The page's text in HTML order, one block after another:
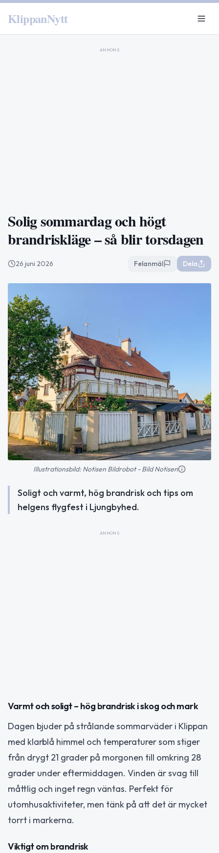
KlippanNytt
ANNONS
Solig sommardag och högt
brandriskläge – så blir torsdagen
26 juni 2026 Felanmäl Dela
Illustrationsbild: Notisen Bildrobot - Bild Notisen
Soligt och varmt, hög brandrisk och tips om
helgens flygfest i Ljungbyhed.
ANNONS
Varmt och soligt – hög brandrisk i skog och mark
Dagen bjuder på strålande sommarväder i Klippan
med klarblå himmel och temperaturer som stiger
från drygt 21 grader på morgonen till omkring 28
grader under eftermiddagen. Vinden är svag till
måttlig och inget regn väntas. Perfekt för
utomhusaktiviteter, men tänk på att det är mycket
torrt i markerna.
Viktigt om brandrisk